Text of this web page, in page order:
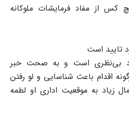
کس از مفاد فرمایشات ملوکانه
تایید است
بى‌نظرى است و به صحت خبر
اقدام باعث شناسایى و لو رفتن
زیاد به موقعیت ادارى او لطمه